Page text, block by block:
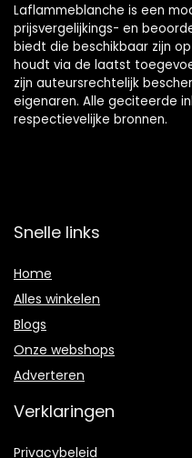
Laflammeblanche is een
prijsvergelijkings- en
biedt die beschikbaar zijn
houdt via de laatst
zijn auteursrechtelijk
eigenaren. Alle geciteerde
respectievelijke bronnen.
Snelle links
Home
Alles winkelen
Blogs
Onze webshops
Adverteren
Verklaringen
Privacybeleid